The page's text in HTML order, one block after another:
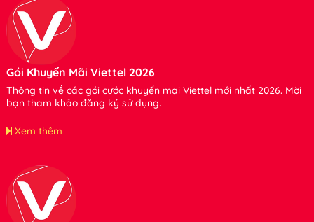
Gói Khuyến Mãi Viettel 2026
Thông tin về các gói cước khuyến mại Viettel mới nhất 2026. Mời
bạn tham khảo đăng ký sử dụng.
Xem thêm